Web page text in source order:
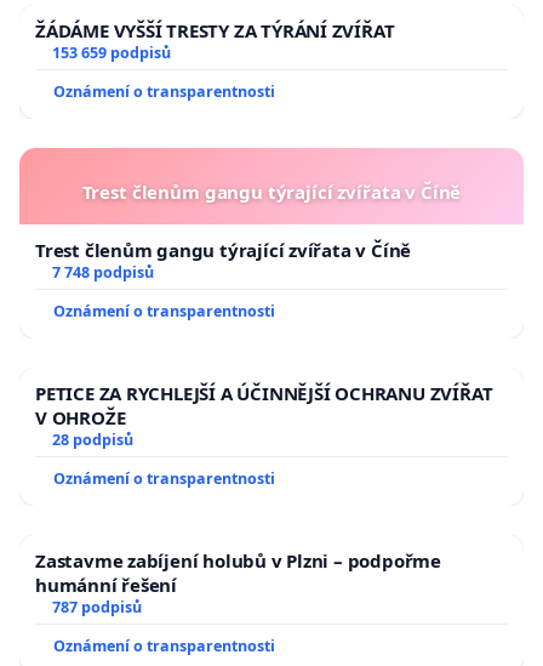
ŽÁDÁME VYŠŠÍ TRESTY ZA TÝRÁNÍ ZVÍŘAT
153 659 podpisů
Oznámení o transparentnosti
Trest členům gangu týrající zvířata v Číně
Trest členům gangu týrající zvířata v Číně
7 748 podpisů
Oznámení o transparentnosti
PETICE ZA RYCHLEJŠÍ A ÚČINNĚJŠÍ OCHRANU ZVÍŘAT
V OHROŽE
28 podpisů
Oznámení o transparentnosti
Zastavme zabíjení holubů v Plzni – podpořme
humánní řešení
787 podpisů
Oznámení o transparentnosti